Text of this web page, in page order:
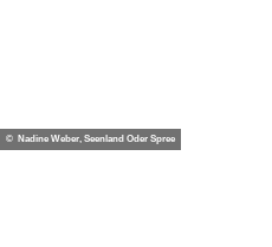
© Nadine Weber, Seenland Oder Spree